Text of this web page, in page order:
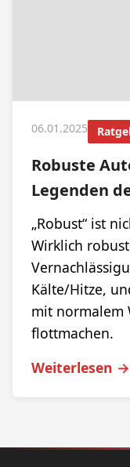
06.01.2025
Robuste
Legenden
„Robust“ ist
Wirklich
Kälte/Hitze,
mit normalem
flottmachen.
Weiterlesen →